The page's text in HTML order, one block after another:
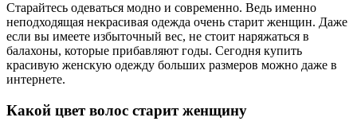
Старайтесь одеваться модно и современно. Ведь именно
неподходящая некрасивая одежда очень старит женщин. Даже
если вы имеете избыточный вес, не стоит наряжаться в
балахоны, которые прибавляют годы. Сегодня купить
красивую женскую одежду больших размеров можно даже в
интернете.
Какой цвет волос старит женщину